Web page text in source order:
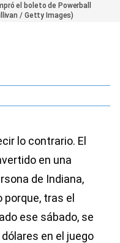
el boleto de Powerball
/ Getty Images)
lo contrario. El
en una
de Indiana,
porque, tras el
ese sábado, se
en el juego